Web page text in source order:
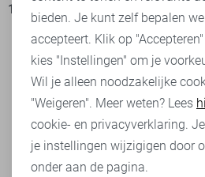
17,50 34,99
bieden. Je kunt zelf bepalen
accepteert. Klik op
kies "Instellingen" om je
Wil je alleen noodzakelijke
"Weigeren". Meer weten? Lees
cookie- en privacyverklaring.
je instellingen wijzigigen door
onder aan de pagina.